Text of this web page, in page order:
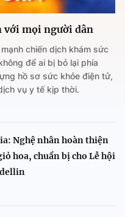
với mọi người dân
chiến dịch khám sức
để ai bị bỏ lại phía
hồ sơ sức khỏe điện tử,
vụ y tế kịp thời.
Nghệ nhân hoàn thiện
hoa, chuẩn bị cho Lễ hội